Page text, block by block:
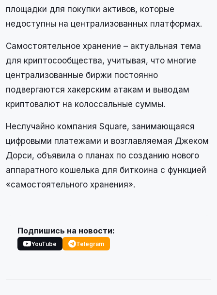
площадки для покупки активов, которые
недоступны на централизованных платформах.
Самостоятельное хранение – актуальная тема
для криптосообщества, учитывая, что многие
централизованные биржи постоянно
подвергаются хакерским атакам и выводам
криптовалют на колоссальные суммы.
Неслучайно компания Square, занимающаяся
цифровыми платежами и возглавляемая Джеком
Дорси, объявила о планах по созданию нового
аппаратного кошелька для биткоина с функцией
«самостоятельного хранения».
Подпишись на новости:
YouTube Telegram